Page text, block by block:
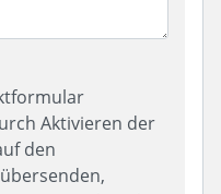
Aktivieren der
den